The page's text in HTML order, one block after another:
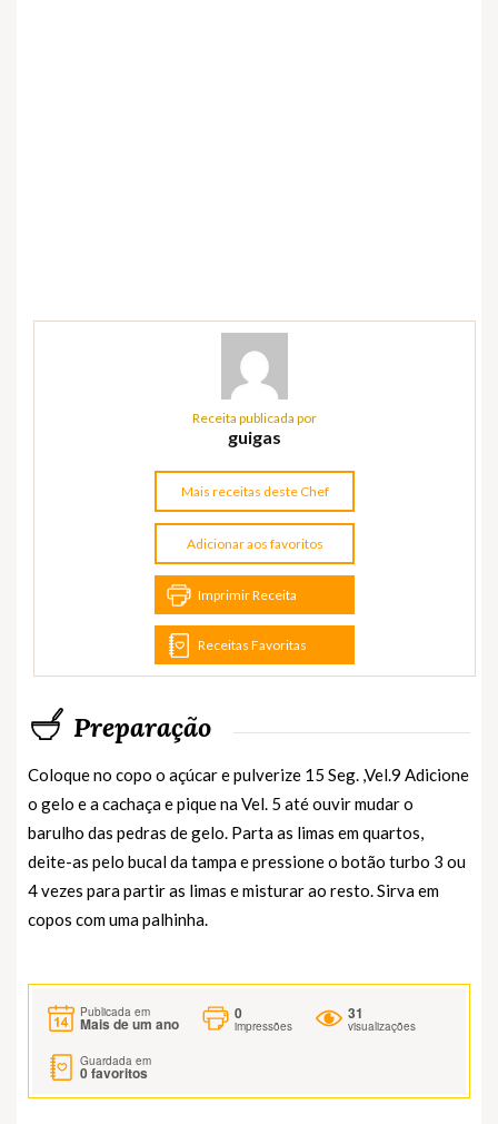
Receita publicada por
guigas
Mais receitas deste Chef
Adicionar aos favoritos
Imprimir Receita
Receitas Favoritas
Preparação
Coloque no copo o açúcar e pulverize 15 Seg. ,Vel.9 Adicione
o gelo e a cachaça e pique na Vel. 5 até ouvir mudar o
barulho das pedras de gelo. Parta as limas em quartos,
deite-as pelo bucal da tampa e pressione o botão turbo 3 ou
4 vezes para partir as limas e misturar ao resto. Sirva em
copos com uma palhinha.
Publicada em
Mais de um ano
0
impressões
31
visualizações
Guardada em
0favoritos